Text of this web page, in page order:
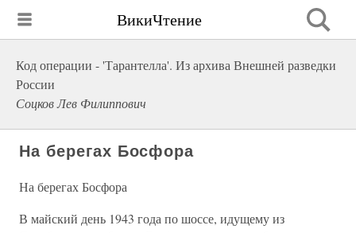
ВикиЧтение
Код операции - 'Тарантелла'. Из архива Внешней разведки
России
Соцков Лев Филиппович
На берегах Босфора
На берегах Босфора
В майский день 1943 года по шоссе, идущему из